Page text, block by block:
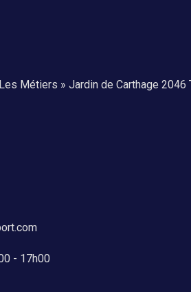
Métiers » Jardin de Carthage 2046
- 17h00